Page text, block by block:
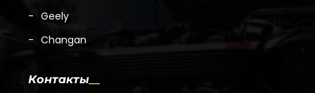
Geely
Changan
Контакты